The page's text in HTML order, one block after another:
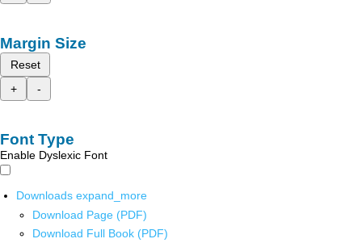
Margin Size
Reset
+
-
Font Type
Enable Dyslexic Font
Downloads expand_more
Download Page (PDF)
Download Full Book (PDF)